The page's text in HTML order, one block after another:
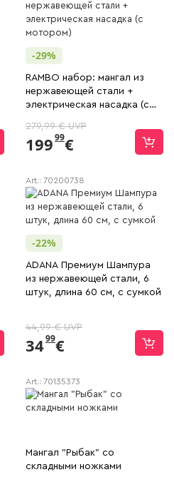
-29%
RAMBO набор: мангал из
нержавеющей стали +
электрическая насадка (с
279,99 € UVP
19999€
Art.: 70200738
-22%
ADANA Премиум Шампура
из нержавеющей стали, 6
штук, длина 60 см, с сумкой
44,99 € UVP
3499€
Art.: 70135373
Мангал "Рыбак" со
складными ножками